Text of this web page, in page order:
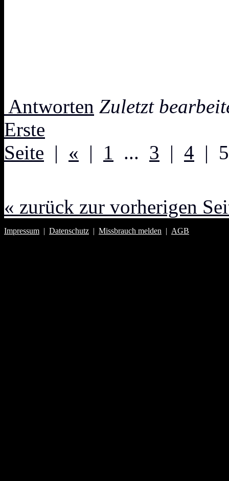
Antworten Zuletzt
Erste
Seite | « | 1 ... 3 | 4 |
« zurück zur vorherigen
Impressum | Datenschutz | Missbrauch melden | AGB